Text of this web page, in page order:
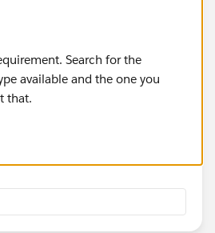
Search for the
available and the one you
that.